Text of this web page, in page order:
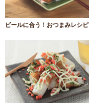
ビールに合う！おつまみレシピ